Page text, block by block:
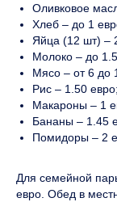
Оливковое
Хлеб – до 1
Яйца (12 шт) –
Молоко – до
Мясо – от 6 до
Рис – 1.50 евро;
Макароны – 1
Бананы – 1.45
Помидоры – 2
Для семейной
евро. Обед в